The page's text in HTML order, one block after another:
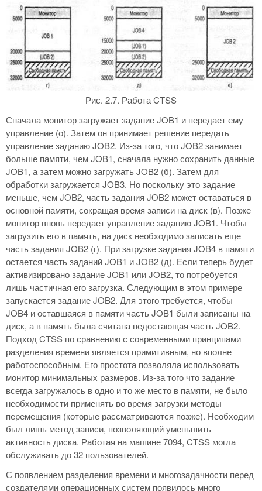
Рис. 2.7. Работа CTSS
Сначала монитор загружает задание JOB1 и передает ему
управление (о). Затем он принимает решение передать
управление заданию JOB2. Из-за того, что JOB2 занимает
больше памяти, чем JOB1, сначала нужно сохранить данные
JOB1, а затем можно загружать JOB2 (б). Затем для
обработки загружается JOB3. Но поскольку это задание
меньше, чем JOB2, часть задания JOB2 может оставаться в
основной памяти, сокращая время записи на диск (в). Позже
монитор вновь передает управление заданию JOB1. Чтобы
загрузить его в память, на диск необходимо записать еще
часть задания JOB2 (г). При загрузке задания JOB4 в памяти
остается часть заданий JOB1 и JOB2 (д). Если теперь будет
активизировано задание JOB1 или JOB2, то потребуется
лишь частичная его загрузка. Следующим в этом примере
запускается задание JOB2. Для этого требуется, чтобы
JOB4 и оставшаяся в памяти часть JOB1 были записаны на
диск, а в память была считана недостающая часть JOB2.
Подход CTSS по сравнению с современными принципами
разделения времени является примитивным, но вполне
работоспособным. Его простота позволяла использовать
монитор минимальных размеров. Из-за того что задание
всегда загружалось в одно и то же место в памяти, не было
необходимости применять во время загрузки методы
перемещения (которые рассматриваются позже). Необходим
был лишь метод записи, позволяющий уменьшить
активность диска. Работая на машине 7094, CTSS могла
обслуживать до 32 пользователей.
С появлением разделения времени и многозадачности перед
создателями операционных систем появилось много